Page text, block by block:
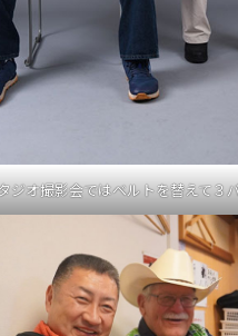
ジオ撮影会ではベルトを替えて３